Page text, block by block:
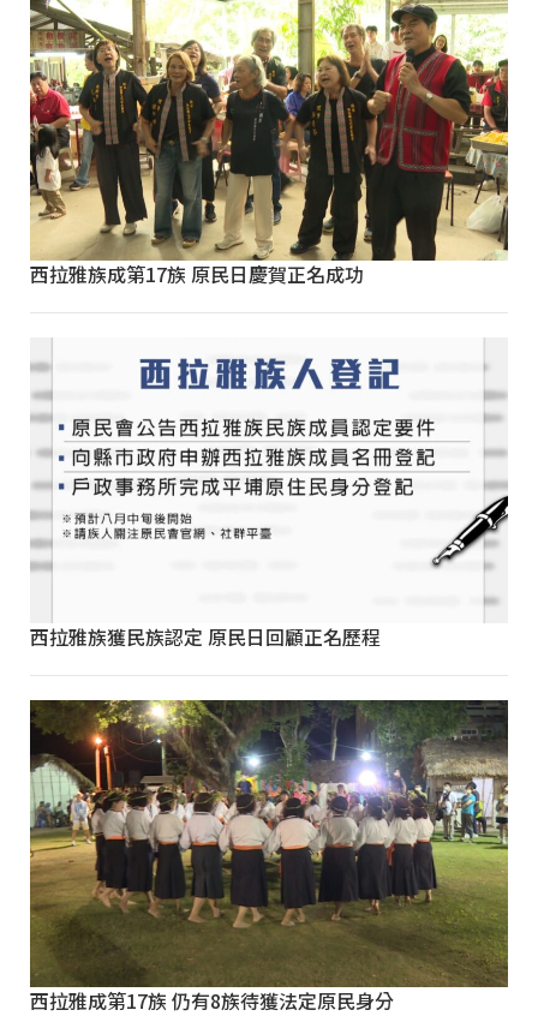
西拉雅族成第17族 原民日慶賀正名成功
西拉雅族獲民族認定 原民日回顧正名歷程
西拉雅成第17族 仍有8族待獲法定原民身分